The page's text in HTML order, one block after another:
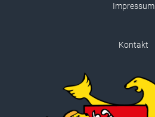
Impressum
Kontakt